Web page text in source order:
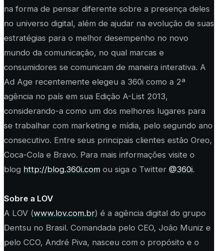
na forma de pensar diferente sobre a presença deles
no universo digital, além de ajudar na evolução de suas
estratégias para o melhor desempenho no novo
mundo da comunicação, no qual marcas e
consumidores se comunicam de maneira interativa. A
Ad Age recentemente elegeu a 360i como a 2ª
agência no país em sua Edição A-List 2013,
considerando-a como um dos melhores lugares para
se trabalhar com marketing e mídia, pelo segundo ano
consecutivo. Entre seus principais clientes estão Oreo,
Coca-Cola e Bravo. Para mais informações visite o
blog http://blog.360i.com ou siga o Twitter @360i.
Sobre a LOV
A LOV (www.lov.com.br) é a agência digital do grupo
Dentsu no Brasil. Comandada pelo CEO, João Muniz e
pelo CCO, André Piva, nasceu com o propósito e o